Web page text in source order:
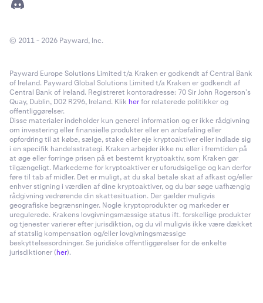
© 2011 - 2026 Payward, Inc.
Payward Europe Solutions Limited t/a Kraken er godkendt af Central Bank
of Ireland. Payward Global Solutions Limited t/a Kraken er godkendt af
Central Bank of Ireland. Registreret kontoradresse: 70 Sir John Rogerson’s
Quay, Dublin, D02 R296, Ireland. Klik herfor relaterede politikker og
offentliggørelser.
Disse materialer indeholder kun generel information og er ikke rådgivning
om investering eller finansielle produkter eller en anbefaling eller
opfordring til at købe, sælge, stake eller eje kryptoaktiver eller indlade sig
i en specifik handelsstrategi. Kraken arbejder ikke nu eller i fremtiden på
at øge eller forringe prisen på et bestemt kryptoaktiv, som Kraken gør
tilgængeligt. Markederne for kryptoaktiver er uforudsigelige og kan derfor
føre til tab af midler. Det er muligt, at du skal betale skat af afkast og/eller
enhver stigning i værdien af dine kryptoaktiver, og du bør søge uafhængig
rådgivning vedrørende din skattesituation. Der gælder muligvis
geografiske begrænsninger. Nogle kryptoprodukter og markeder er
uregulerede. Krakens lovgivningsmæssige status ift. forskellige produkter
og tjenester varierer efter jurisdiktion, og du vil muligvis ikke være dækket
af statslig kompensation og/eller lovgivningsmæssige
beskyttelsesordninger. Se juridiske offentliggørelser for de enkelte
jurisdiktioner (her).